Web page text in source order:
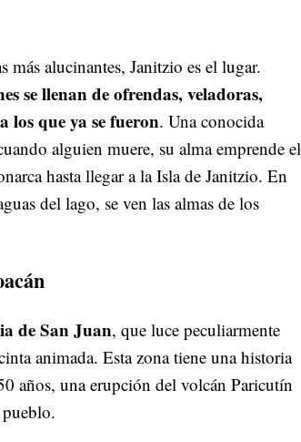
más alucinantes, Janitzio es el lugar.
se llenan de ofrendas, veladoras,
los que ya se fueron. Una conocida
alguien muere, su alma emprende el
hasta llegar a la Isla de Janitzio. En
del lago, se ven las almas de los
de San Juan, que luce peculiarmente
animada. Esta zona tiene una historia
años, una erupción del volcán Paricutín